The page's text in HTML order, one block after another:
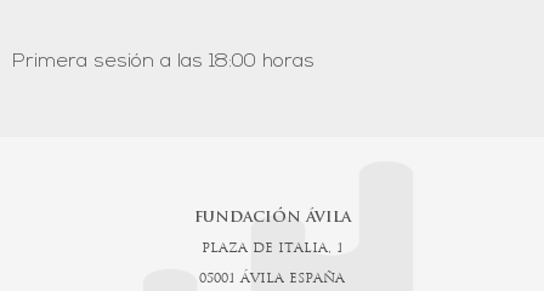
Primera sesión a las 18:00 horas
FUNDACIÓN ÁVILA
PLAZA DE ITALIA, 1
05001 ÁVILA ESPAÑA